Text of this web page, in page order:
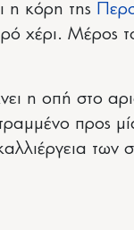
η κόρη της
χέρι. Μέρος
η οπή στο
προς
των